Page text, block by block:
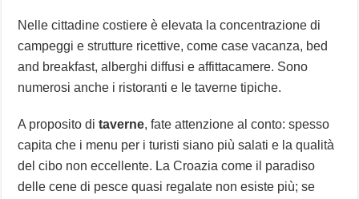
Nelle cittadine costiere è elevata la concentrazione di
campeggi e strutture ricettive, come case vacanza, bed
and breakfast, alberghi diffusi e affittacamere. Sono
numerosi anche i ristoranti e le taverne tipiche.
A proposito ditaverne, fate attenzione al conto: spesso
capita che i menu per i turisti siano più salati e la qualità
del cibo non eccellente. La Croazia come il paradiso
delle cene di pesce quasi regalate non esiste più; se